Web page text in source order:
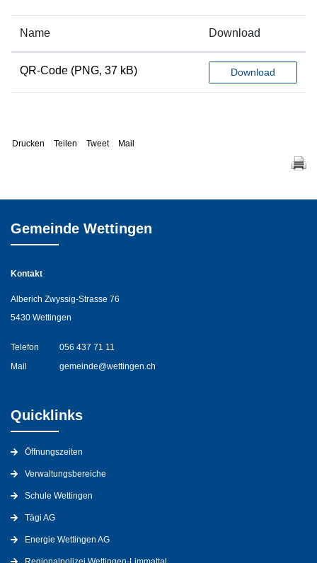
Name Download
QR-Code (PNG, 37 kB) Download
Drucken Teilen Tweet Mail
Gemeinde Wettingen
Kontakt
Alberich Zwyssig-Strasse 76
5430 Wettingen
Telefon
056 437 71 11
Mail
gemeinde@wettingen.ch
Quicklinks
Öffnungszeiten
Verwaltungsbereiche
Schule Wettingen
Tägi AG
Energie Wettingen AG